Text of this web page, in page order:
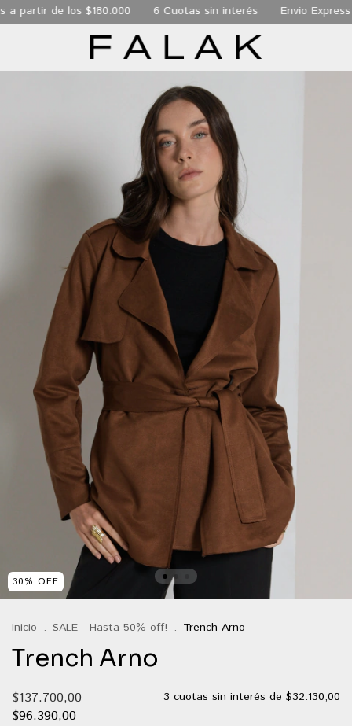
los $180.000 6 Cuotas sin interés Envio Express de 24
30% OFF
Inicio . SALE - Hasta 50% off! . Trench Arno
Trench Arno
$137.700,00
$96.390,00
3 cuotas sin interés de $32.130,00